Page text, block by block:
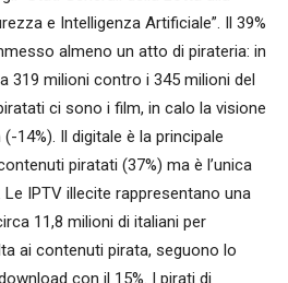
e Intelligenza Artificiale”. Il 39%
almeno un atto di pirateria: in
319 milioni contro i 345 milioni del
ci sono i film, in calo la visione
14%). Il digitale è la principale
piratati (37%) ma è l’unica
IPTV illecite rappresentano una
11,8 milioni di italiani per
ai contenuti pirata, seguono lo
con il 15%. I pirati di